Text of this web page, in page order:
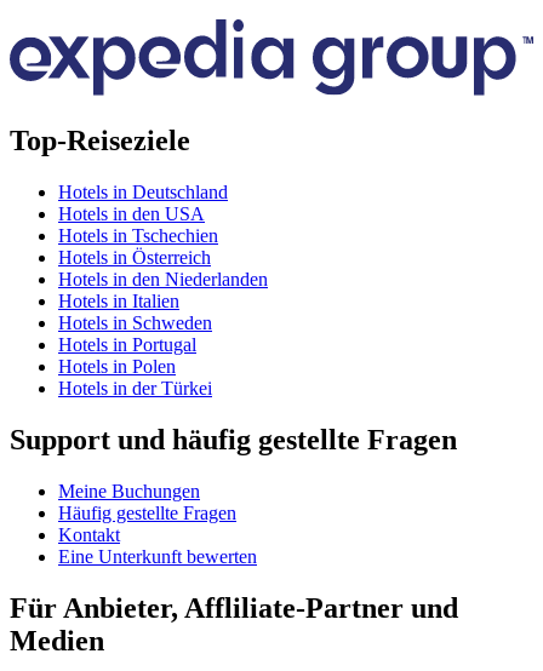
Top-Reiseziele
Hotels in Deutschland
Hotels in den USA
Hotels in Tschechien
Hotels in Österreich
Hotels in den Niederlanden
Hotels in Italien
Hotels in Schweden
Hotels in Portugal
Hotels in Polen
Hotels in der Türkei
Support und häufig gestellte Fragen
Meine Buchungen
Häufig gestellte Fragen
Kontakt
Eine Unterkunft bewerten
Für Anbieter, Affliliate-Partner und
Medien